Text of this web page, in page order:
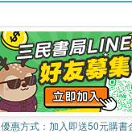
優惠方式： 加入即送50元購書